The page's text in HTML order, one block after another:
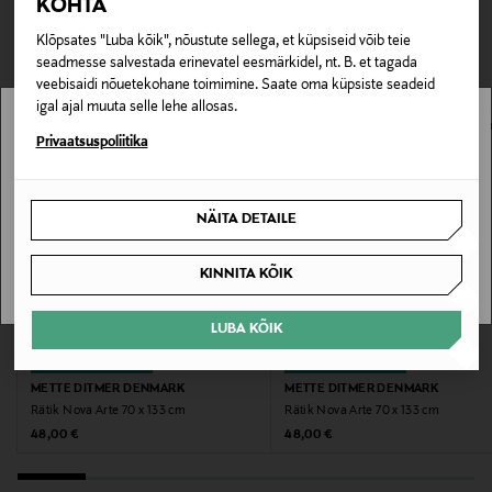
KOHTA
Klõpsates "Luba kõik", nõustute sellega, et küpsiseid võib teie
seadmesse salvestada erinevatel eesmärkidel, nt. B. et tagada
veebisaidi nõuetekohane toimimine. Saate oma küpsiste seadeid
igal ajal muuta selle lehe allosas.
Privaatsuspoliitika
NÄITA DETAILE
KINNITA KÕIK
LUBA KÕIK
Tootenumber
177878754
Materjal
100% puuvill
Tootjamaa
TÜRGI
Tarnimine pakiautomaati või postkontorisse
0,00 € – 4,90 €
TEISED KLIENDID
VAATASID KA
METTE DITMER DENMARK
Rätik Nova Arte 70 x 133 cm
Original Price
48,00 €
METTE DITMER DENMARK
Rätik Nova Arte 70 x 133 cm
Original Price
48,00 €
Stockmann pole Sinu riigis saadaval.
SAAN ARU